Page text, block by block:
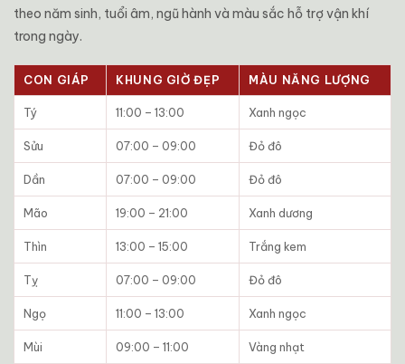
theo năm sinh, tuổi âm, ngũ hành và màu sắc hỗ trợ vận khí
trong ngày.
CON GIÁP KHUNG GIỜ ĐẸP MÀU NĂNG LƯỢNG
Tý 11:00 – 13:00 Xanh ngọc
Sửu 07:00 – 09:00 Đỏ đô
Dần 07:00 – 09:00 Đỏ đô
Mão 19:00 – 21:00 Xanh dương
Thìn 13:00 – 15:00 Trắng kem
Tỵ 07:00 – 09:00 Đỏ đô
Ngọ 11:00 – 13:00 Xanh ngọc
Mùi 09:00 – 11:00 Vàng nhạt